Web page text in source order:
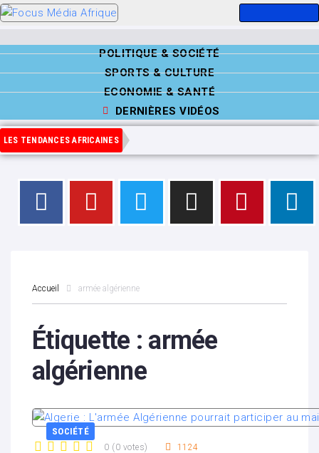
POLITIQUE & SOCIÉTÉ
SPORTS & CULTURE
ECONOMIE & SANTÉ
DERNIÈRES VIDÉOS
LES TENDANCES AFRICAINES
Accueil armée algérienne
Étiquette : armée
algérienne
SOCIÉTÉ
0 ( 0 votes) 1124